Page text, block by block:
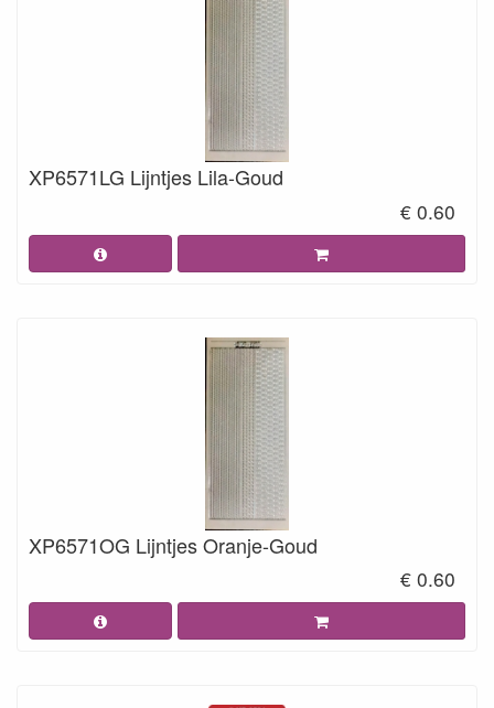
XP6571LG Lijntjes Lila-Goud
€ 0.60
XP6571OG Lijntjes Oranje-Goud
€ 0.60